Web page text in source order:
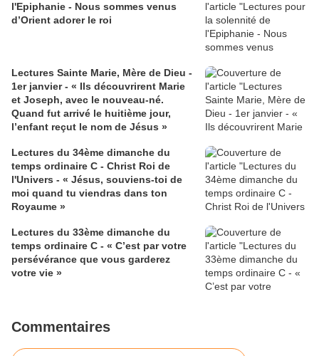
l'Epiphanie - Nous sommes venus
d’Orient adorer le roi
Lectures Sainte Marie, Mère de Dieu -
1er janvier - « Ils découvrirent Marie
et Joseph, avec le nouveau-né.
Quand fut arrivé le huitième jour,
l’enfant reçut le nom de Jésus »
Lectures du 34ème dimanche du
temps ordinaire C - Christ Roi de
l'Univers - « Jésus, souviens-toi de
moi quand tu viendras dans ton
Royaume »
Lectures du 33ème dimanche du
temps ordinaire C - « C’est par votre
persévérance que vous garderez
votre vie »
Commentaires